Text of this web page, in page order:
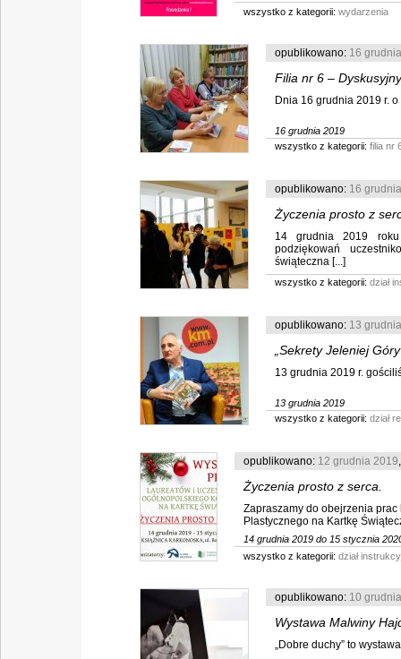
wszystko z kategorii: wydarzenia
opublikowano: 16
Filia nr 6 –
Dnia 16 grudnia 2019 r.
16 grudnia 2019
wszystko z kategorii: filia nr
opublikowano: 16
Życzenia prosto z
14 grudnia 2019 roku
podziękowań
świąteczna [...]
wszystko z kategorii: dział
opublikowano: 13
„Sekrety Jeleniej
13 grudnia 2019 r.
13 grudnia 2019
wszystko z kategorii: dział
opublikowano: 12 grudnia 2019
Życzenia prosto z serca.
Zapraszamy do obejrzenia
Plastycznego na Kartkę
14 grudnia 2019 do 15 stycznia
wszystko z kategorii: dział
opublikowano: 10
Wystawa Malwiny
„Dobre duchy” to